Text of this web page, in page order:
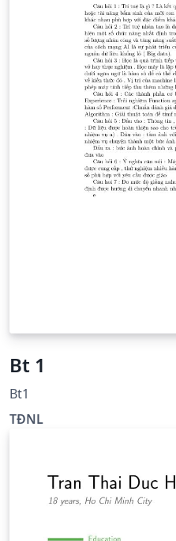
Bt 1
Bt1
TĐNL